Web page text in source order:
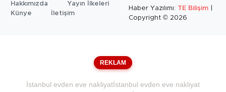
Hakkımızda
Yayın İlkeleri
Künye
İletişim
Haber Yazılımı: TE Bilişim
Copyright © 2026
REKLAM
İstanbul evden eve nakliyatİstanbul evden eve nakliyat